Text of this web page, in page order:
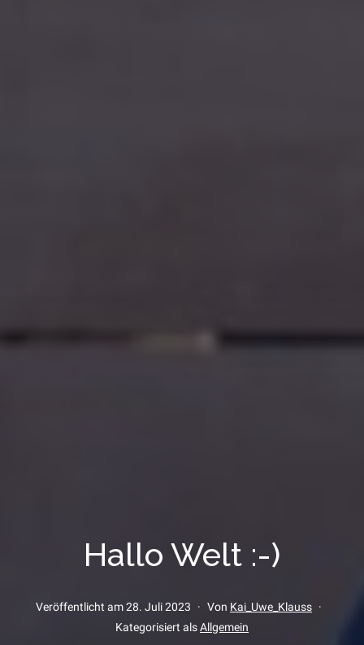
Hallo Welt :-)
Veröffentlicht am28. Juli 2023 Von Kai_Uwe_Klauss
Kategorisiert alsAllgemein